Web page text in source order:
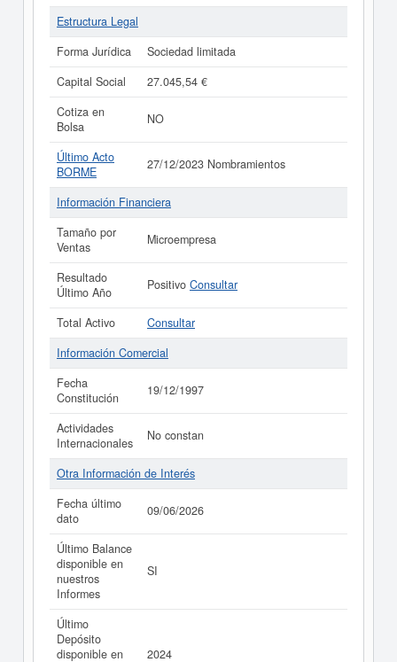
Estructura Legal
Forma Jurídica
Sociedad limitada
Capital Social
27.045,54 €
Cotiza en
Bolsa
NO
Último Acto
BORME
27/12/2023 Nombramientos
Información Financiera
Tamaño por
Ventas
Microempresa
Resultado
Último Año
Positivo Consultar
Total Activo
Consultar
Información Comercial
Fecha
Constitución
19/12/1997
Actividades
Internacionales
No constan
Otra Información de Interés
Fecha último
dato
09/06/2026
Último Balance
disponible en
nuestros
Informes
SI
Último
Depósito
disponible en
2024